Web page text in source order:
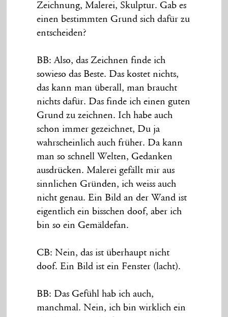
Zeichnung, Malerei, Skulptur. Gab es
einen bestimmten Grund sich dafür zu
entscheiden?
BB: Also, das Zeichnen finde ich
sowieso das Beste. Das kostet nichts,
das kann man überall, man braucht
nichts dafür. Das finde ich einen guten
Grund zu zeichnen. Ich habe auch
schon immer gezeichnet, Du ja
wahrscheinlich auch früher. Da kann
man so schnell Welten, Gedanken
ausdrücken. Malerei gefällt mir aus
sinnlichen Gründen, ich weiss auch
nicht genau. Ein Bild an der Wand ist
eigentlich ein bisschen doof, aber ich
bin so ein Gemäldefan.
CB: Nein, das ist überhaupt nicht
doof. Ein Bild ist ein Fenster (lacht).
BB: Das Gefühl hab ich auch,
manchmal. Nein, ich bin wirklich ein